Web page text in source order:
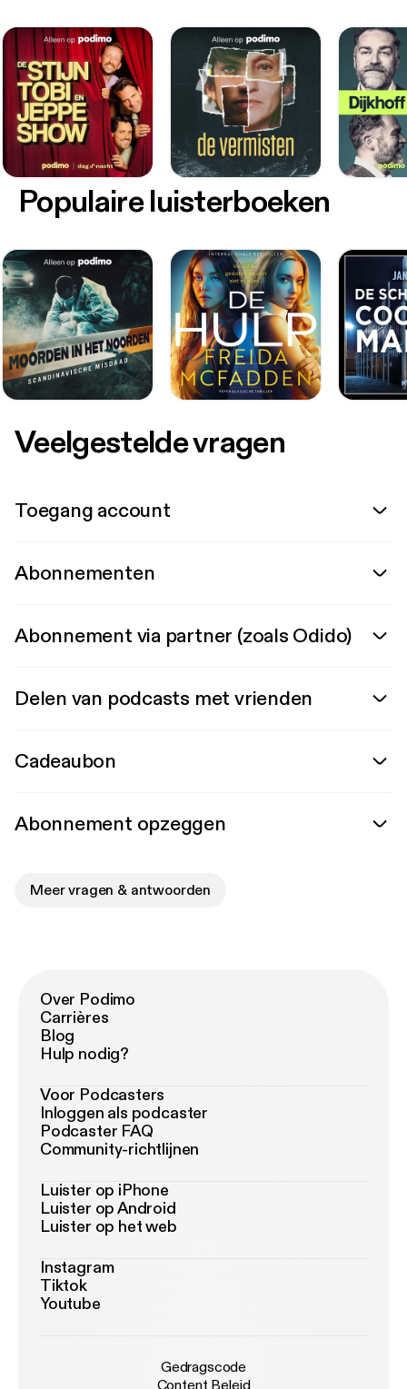
Populaire luisterboeken
Veelgestelde vragen
Toegang account
Abonnementen
Abonnement via partner (zoals Odido)
Delen van podcasts met vrienden
Cadeaubon
Abonnement opzeggen
Meer vragen & antwoorden
Over Podimo
Carrières
Blog
Hulp nodig?
Voor Podcasters
Inloggen als podcaster
Podcaster FAQ
Community-richtlijnen
Luister op iPhone
Luister op Android
Luister op het web
Instagram
Tiktok
Youtube
Gedragscode
Content Beleid